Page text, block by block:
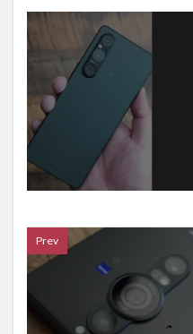
Prev